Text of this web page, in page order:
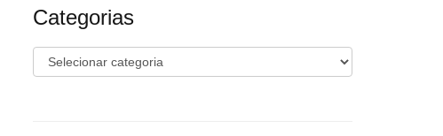
Categorias
Categorias